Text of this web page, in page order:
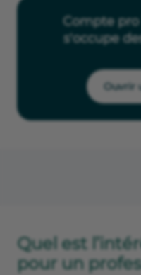
Compte pro
s'occupe
Ouvrir
Quel est
pour un